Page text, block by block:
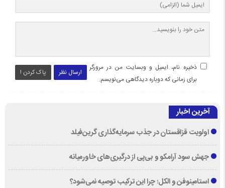
ارسال نظر پاک کردن !
ذخیره نام، ایمیل و وبسایت من در مرورگر
برای زمانی که دوباره دیدگاهی می‌نویسم.
آخرین اخبار
اولویت قزاقستان در جذب سرمایه‌گذاری گرین‌فیلد
جهش سود آرامکو و بی‌پی از درگیری‌های خاورمیانه
استامینوفن و الکل؛ چرا این ترکیب توصیه نمی‌شود؟